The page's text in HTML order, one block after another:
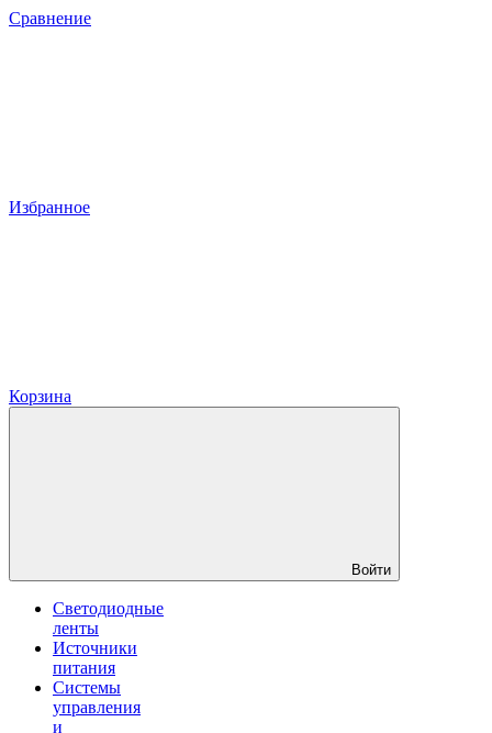
Сравнение
Избранное
Корзина
Войти
Светодиодные
ленты
Источники
питания
Системы
управления
и